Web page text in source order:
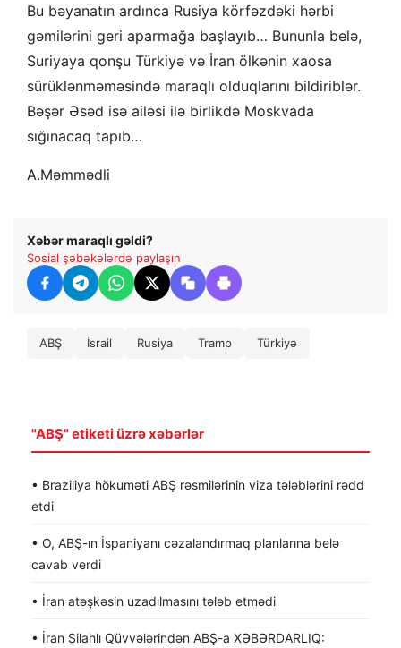
Bu bəyanatın ardınca Rusiya körfəzdəki hərbi
gəmilərini geri aparmağa başlayıb… Bununla belə,
Suriyaya qonşu Türkiyə və İran ölkənin xaosa
sürüklənməməsində maraqlı olduqlarını bildiriblər.
Bəşər Əsəd isə ailəsi ilə birlikdə Moskvada
sığınacaq tapıb…
A.Məmmədli
Xəbər maraqlı gəldi?
Sosial şəbəkələrdə paylaşın
ABŞ İsrail Rusiya Tramp Türkiyə
"ABŞ" etiketi üzrə xəbərlər
• Braziliya hökuməti ABŞ rəsmilərinin viza tələblərini rədd
etdi
• O, ABŞ-ın İspaniyanı cəzalandırmaq planlarına belə
cavab verdi
• İran atəşkəsin uzadılmasını tələb etmədi
• İran Silahlı Qüvvələrindən ABŞ-a XƏBƏRDARLIQ: